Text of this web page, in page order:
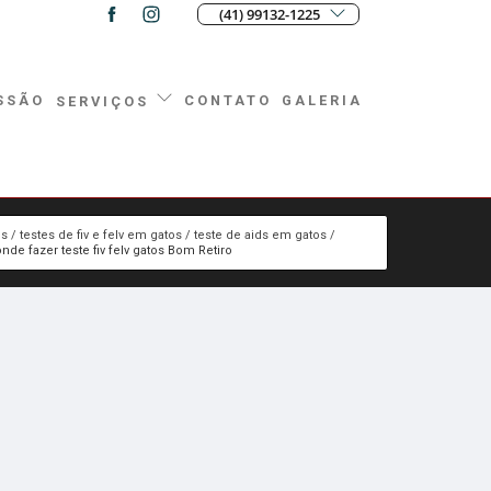
(41) 99132-1225
SERVIÇOS CONTATO GALERIA
testes de fiv e felv em gatos
teste de aids em gatos
fazer teste fiv felv gatos Bom Retiro